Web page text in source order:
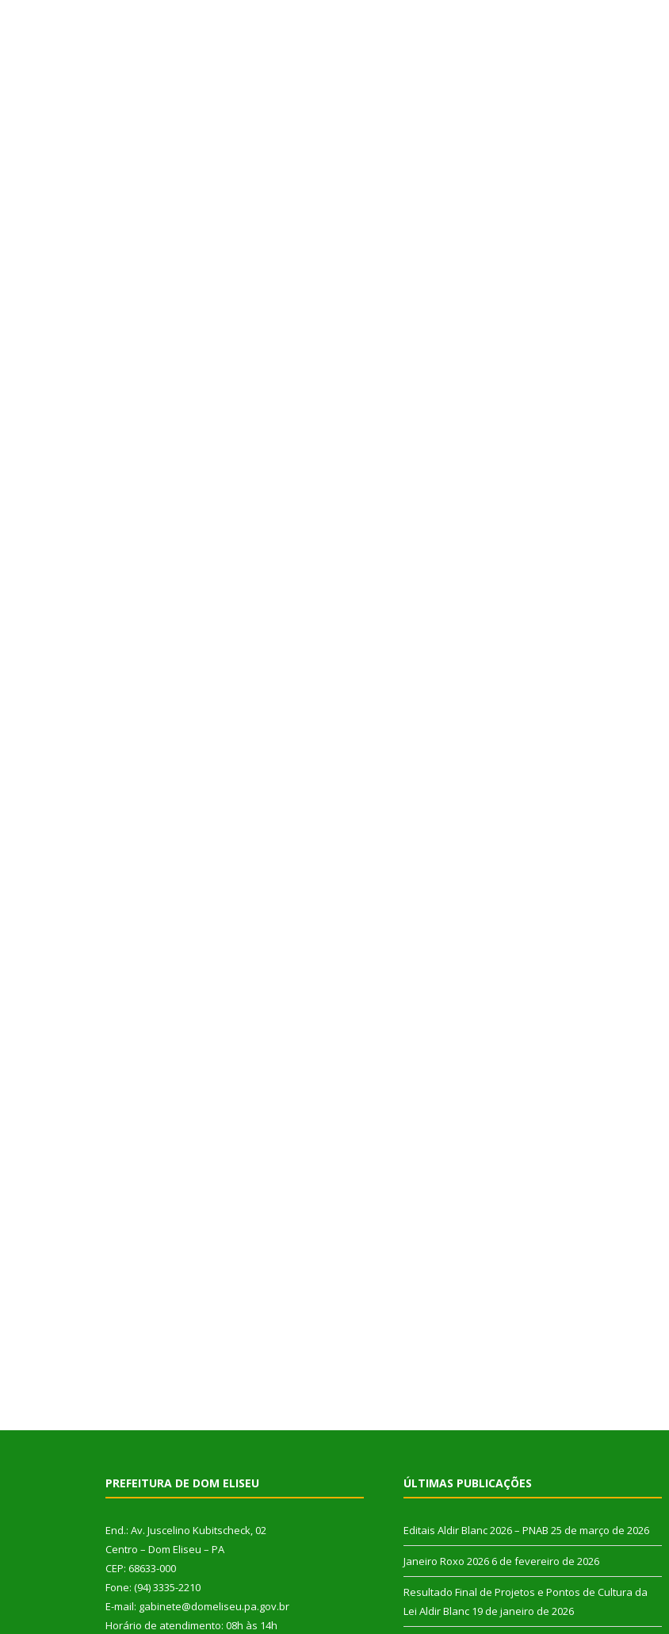
PREFEITURA DE DOM ELISEU
End.: Av. Juscelino Kubitscheck, 02
Centro – Dom Eliseu – PA
CEP: 68633-000
Fone: (94) 3335-2210
E-mail: gabinete@domeliseu.pa.gov.br
Horário de atendimento: 08h às 14h
ÚLTIMAS PUBLICAÇÕES
Editais Aldir Blanc 2026 – PNAB 25 de março de 2026
Janeiro Roxo 2026 6 de fevereiro de 2026
Resultado Final de Projetos e Pontos de Cultura da
Lei Aldir Blanc 19 de janeiro de 2026